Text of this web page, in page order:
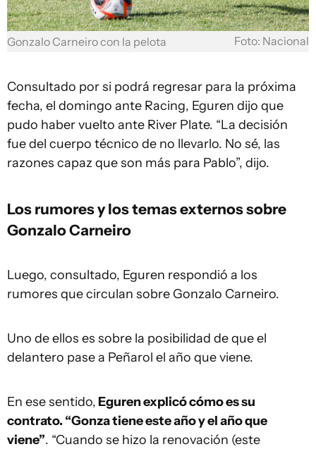
Gonzalo Carneiro con la pelota Foto: Nacional
Consultado por si podrá regresar para la próxima
fecha, el domingo ante Racing, Eguren dijo que
pudo haber vuelto ante River Plate. “La decisión
fue del cuerpo técnico de no llevarlo. No sé, las
razones capaz que son más para Pablo”, dijo.
Los rumores y los temas externos sobre
Gonzalo Carneiro
Luego, consultado, Eguren respondió a los
rumores que circulan sobre Gonzalo Carneiro.
Uno de ellos es sobre la posibilidad de que el
delantero pase a Peñarol el año que viene.
En ese sentido, Eguren explicó cómo es su
contrato. “Gonza tiene este año y el año que
viene”. “Cuando se hizo la renovación (este